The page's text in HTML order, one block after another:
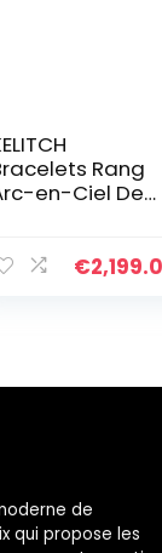
Rang
en-Ciel De
Tressé
€
de
qui propose les